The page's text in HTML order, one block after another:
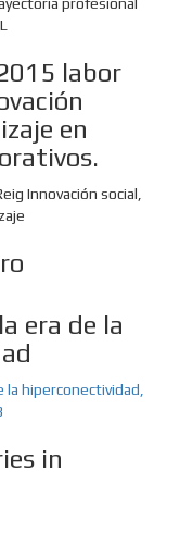
labor
en
era de la
in